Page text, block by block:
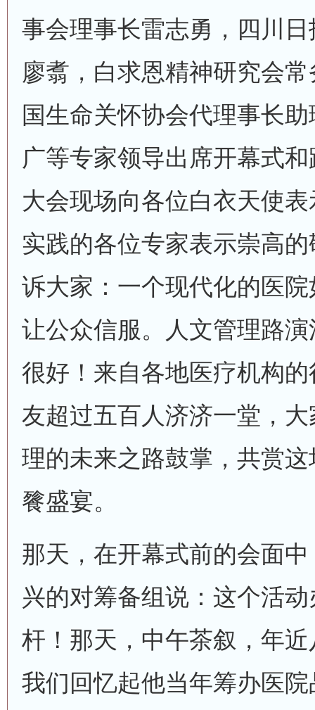
事会理事长雷志勇，四川
廖翥，白求恩精神研究会
国生命关怀协会代理事长
广等专家领导出席开幕式
大会现场向各位白衣天使
实践的各位专家表示崇高
诉大家：一个现代化的医
让公众信服。人文管理路
很好！来自各地医疗机构
友超过五百人济济一堂，
理的未来之路鼓掌，共赏
餮盛宴。
那天，在开幕式前的会面
兴的对筹备组说：这个活
杆！那天，中午茶叙，年
我们回忆起他当年筹办医